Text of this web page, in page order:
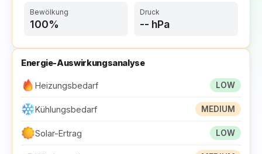
Zagreb, HR
Milan, IT
Bewölkung
100%
Druck
-- hPa
Energie-Auswirkungsanalyse
Heizungsbedarf LOW
Kühlungsbedarf MEDIUM
Solar-Ertrag LOW